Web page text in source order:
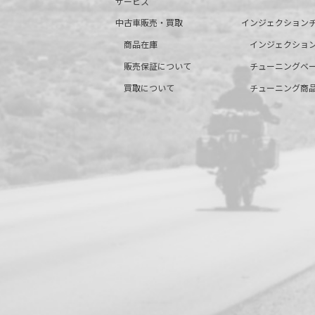
中古車販売・買取
商品在庫
販売保証について
買取について
インジェクション
インジェクショ
チューニングベ
チューニング商